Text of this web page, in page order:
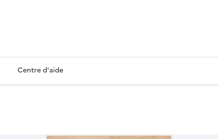
Centre d'aide